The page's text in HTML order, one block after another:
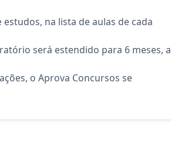
na lista de aulas de cada
será estendido para 6 meses, a
o Aprova Concursos se